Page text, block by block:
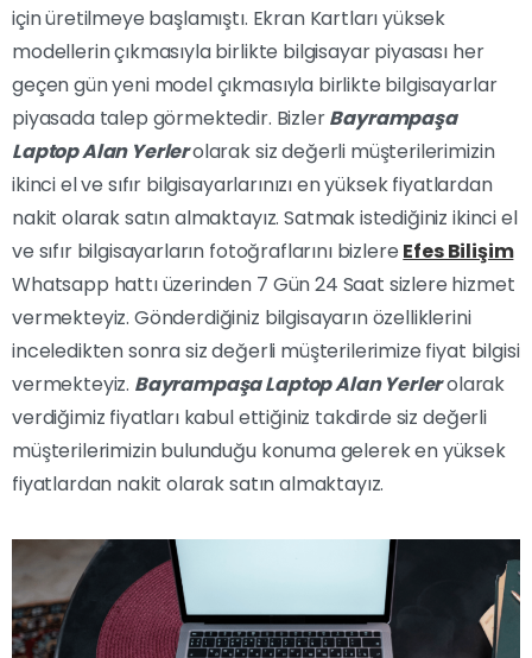
için üretilmeye başlamıştı. Ekran Kartları yüksek
modellerin çıkmasıyla birlikte bilgisayar piyasası her
geçen gün yeni model çıkmasıyla birlikte bilgisayarlar
piyasada talep görmektedir. BizlerBayrampaşa
Laptop Alan Yerlerolarak siz değerli müşterilerimizin
ikinci el ve sıfır bilgisayarlarınızı en yüksek fiyatlardan
nakit olarak satın almaktayız. Satmak istediğiniz ikinci el
ve sıfır bilgisayarların fotoğraflarını bizlere Efes Bilişim
Whatsapp hattı üzerinden 7 Gün 24 Saat sizlere hizmet
vermekteyiz. Gönderdiğiniz bilgisayarın özelliklerini
inceledikten sonra siz değerli müşterilerimize fiyat bilgisi
vermekteyiz. Bayrampaşa Laptop Alan Yerlerolarak
verdiğimiz fiyatları kabul ettiğiniz takdirde siz değerli
müşterilerimizin bulunduğu konuma gelerek en yüksek
fiyatlardan nakit olarak satın almaktayız.